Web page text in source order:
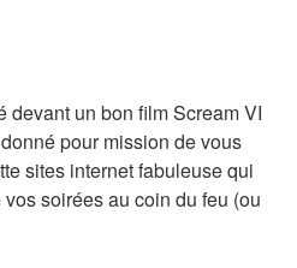
devant un bon film Scream VI
pour mission de vous
sites internet fabuleuse qui
soirées au coin du feu (ou